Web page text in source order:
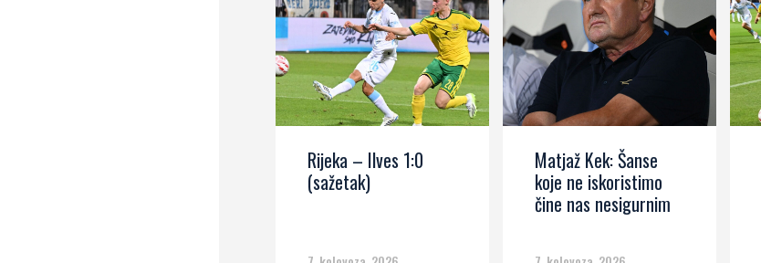
Rijeka – Ilves 1:0
(sažetak)
Matjaž Kek: Šanse
koje ne iskoristimo
čine nas nesigurnim